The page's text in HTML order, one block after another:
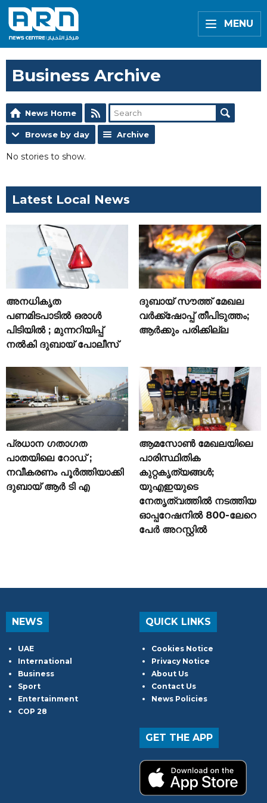
MENU
Business Archive
News Home
Browse by day Archive
No stories to show.
Latest Local News
അനധികൃത
പണമിടപാടിൽ ഒരാൾ
പിടിയിൽ ; മുന്നറിയിപ്പ്
നൽകി ദുബായ് പോലീസ്
ദുബായ് സൗത്ത് മേഖല
വർക്ക്‌ഷോപ്പ് തീപിടുത്തം;
ആർക്കും പരിക്കില്ല
പ്രധാന ഗതാഗത
പാതയിലെ റോഡ് ;
നവീകരണം പൂർത്തിയാക്കി
ദുബായ് ആർ ടി എ
ആമസോൺ മേഖലയിലെ
പാരിസ്ഥിതിക
കുറ്റകൃത്യങ്ങൾ;
യുഎഇയുടെ
നേതൃത്വത്തിൽ നടത്തിയ
ഓപ്പറേഷനിൽ 800-ലേറെ
പേർ അറസ്റ്റിൽ
NEWS
UAE
International
Business
Sport
Entertainment
COP 28
QUICK LINKS
Cookies Notice
Privacy Notice
About Us
Contact Us
News Policies
GET THE APP